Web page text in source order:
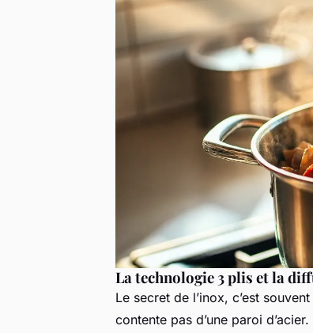
La technologie 3 plis et la
Le secret de l’inox, c’est
contente pas d’une paroi